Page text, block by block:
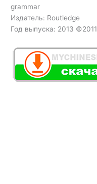
grammar
Издатель: Routledge
Год выпуска: 2013 ©2011